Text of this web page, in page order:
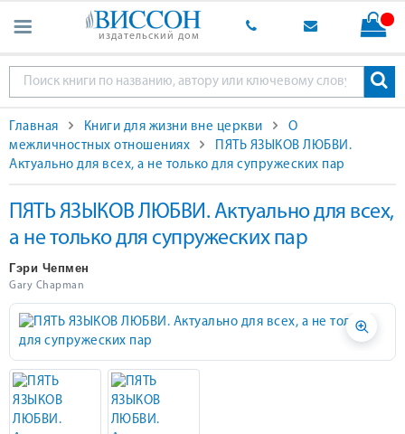
издательский дом
Главная Книги для жизни вне церкви
О
межличностных отношениях
ПЯТЬ ЯЗЫКОВ ЛЮБВИ.
Актуально для всех, а не только для супружеских пар
ПЯТЬ ЯЗЫКОВ ЛЮБВИ. Актуально для всех,
а не только для супружеских пар
Гэри Чепмен
Gary Chapman